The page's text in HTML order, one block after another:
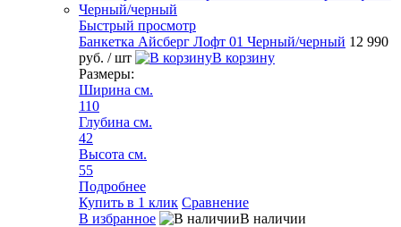
Быстрый просмотр
Банкетка Айсберг Лофт 01 Черный/черный 12 990
руб. / шт
В корзину
Размеры:
Ширина см.
110
Глубина см.
42
Высота см.
55
Подробнее
Купить в 1 клик Сравнение
В избранное
В наличии